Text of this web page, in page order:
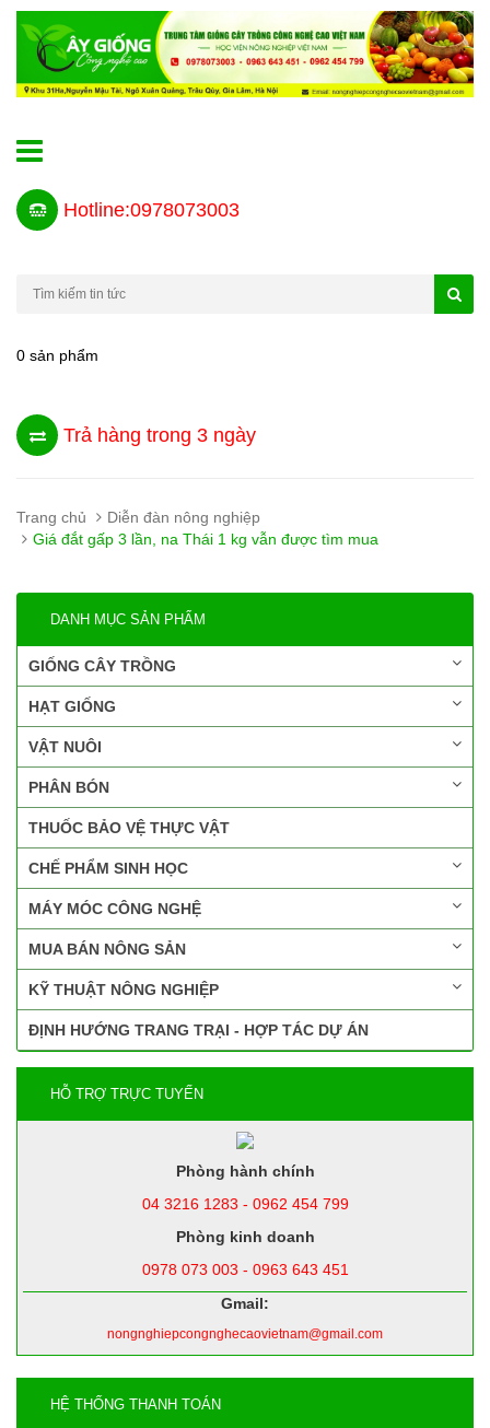
Hotline:0978073003
0 sản phẩm
Trả hàng trong 3 ngày
Trang chủ
Diễn đàn nông nghiệp
Giá đắt gấp 3 lần, na Thái 1 kg vẫn được tìm mua
DANH MỤC SẢN PHẨM
GIỐNG CÂY TRỒNG
HẠT GIỐNG
VẬT NUÔI
PHÂN BÓN
THUỐC BẢO VỆ THỰC VẬT
CHẾ PHẨM SINH HỌC
MÁY MÓC CÔNG NGHỆ
MUA BÁN NÔNG SẢN
KỸ THUẬT NÔNG NGHIỆP
ĐỊNH HƯỚNG TRANG TRẠI - HỢP TÁC DỰ ÁN
HỖ TRỢ TRỰC TUYẾN
Phòng hành chính
04 3216 1283 - 0962 454 799
Phòng kinh doanh
0978 073 003 - 0963 643 451
Gmail:
nongnghiepcongnghecaovietnam@gmail.com
HỆ THỐNG THANH TOÁN